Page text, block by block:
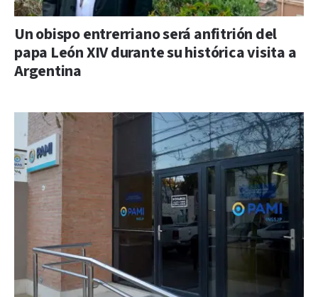
Un obispo entrerriano será anfitrión del
papa León XIV durante su histórica visita a
Argentina